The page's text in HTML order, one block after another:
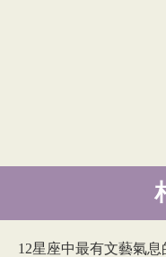
12星座中最有文藝氣息